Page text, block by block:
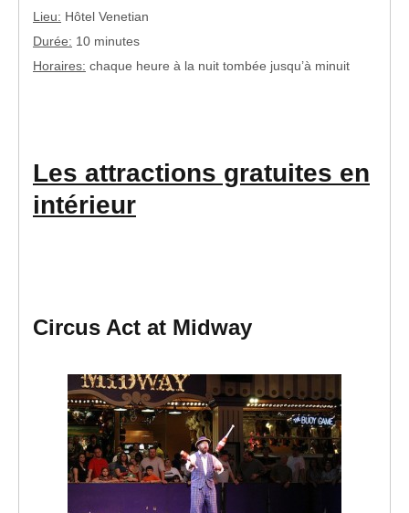
Lieu: Hôtel Venetian
Durée: 10 minutes
Horaires: chaque heure à la nuit tombée jusqu’à minuit
Les attractions gratuites en
intérieur
Circus Act at Midway